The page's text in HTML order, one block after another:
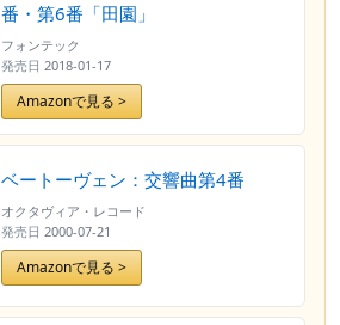
番・第6番「田園」
フォンテック
発売日 2018-01-17
Amazonで見る >
ベートーヴェン：交響曲第4番
オクタヴィア・レコード
発売日 2000-07-21
Amazonで見る >